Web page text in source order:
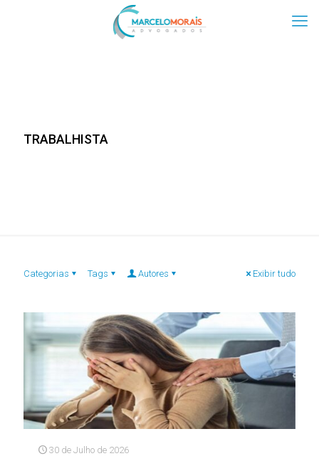
TRABALHISTA
Categorias Tags Autores Exibir tudo
30 de Julho de 2026